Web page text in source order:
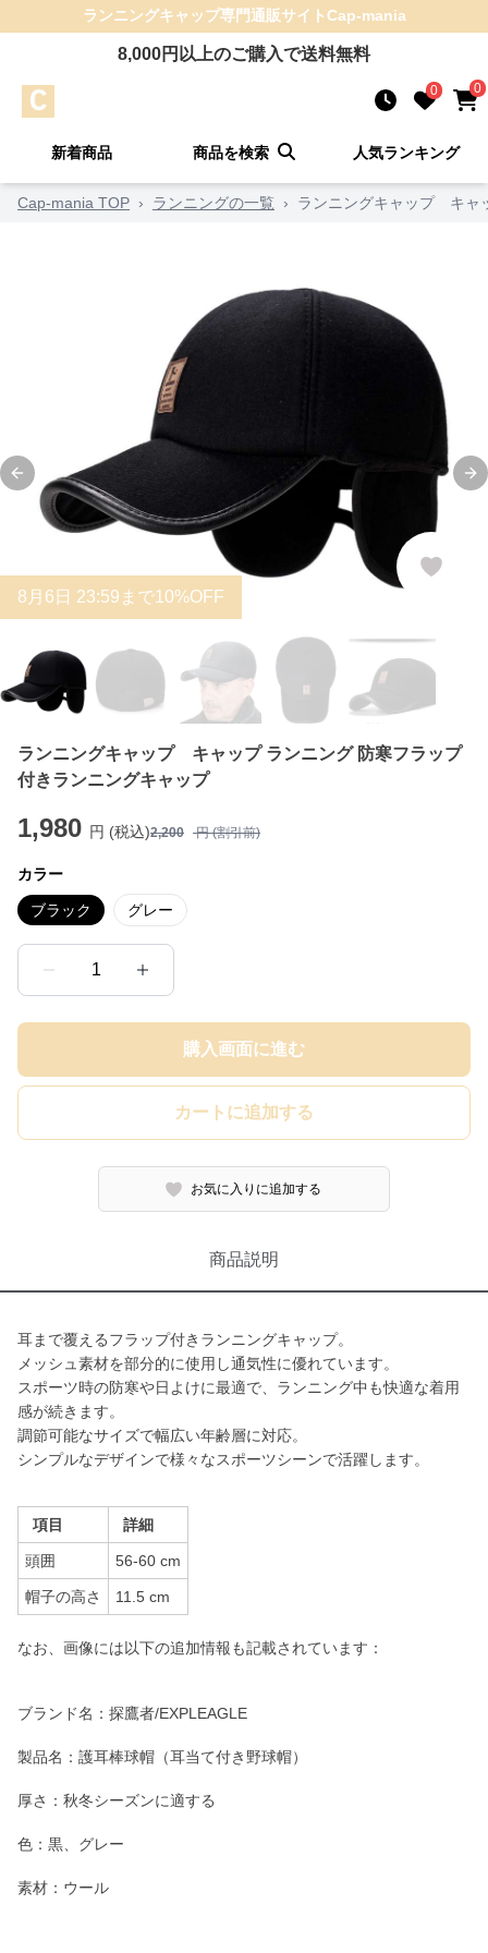
ランニングキャップ専門通販サイトCap-mania
8,000円以上のご購入で送料無料
0 0
新着商品 商品を検索 人気ランキング
Cap-mania TOP › ランニングの一覧 › ランニングキャップ キャ
Previous slide
8 月 6 日 23:59まで10%OFF
ランニングキャップ キャップ ランニング 防寒フラップ
付きランニングキャップ
1,980 円 (税込)2,200 円 (割引前)
カラー
ブラック グレー
1
購入画面に進む
カートに追加する
お気に入りに追加する
商品説明
耳まで覆えるフラップ付きランニングキャップ。
メッシュ素材を部分的に使用し通気性に優れています。
スポーツ時の防寒や日よけに最適で、ランニング中も快適な着用
感が続きます。
調節可能なサイズで幅広い年齢層に対応。
シンプルなデザインで様々なスポーツシーンで活躍します。
項目 詳細
頭囲 56-60 cm
帽子の高さ 11.5 cm
なお、画像には以下の追加情報も記載されています：
ブランド名：探鷹者/EXPLEAGLE
製品名：護耳棒球帽（耳当て付き野球帽）
厚さ：秋冬シーズンに適する
色：黒、グレー
素材：ウール